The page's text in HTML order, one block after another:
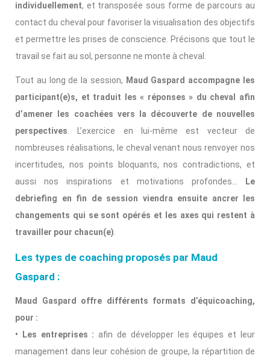
individuellement, et transposée sous forme de parcours au
contact du cheval pour favoriser la visualisation des objectifs
et permettre les prises de conscience. Précisons que tout le
travail se fait au sol, personne ne monte à cheval.
Tout au long de la session, Maud Gaspard accompagne les
participant(e)s, et traduit les « réponses » du cheval afin
d’amener les coachées vers la découverte de nouvelles
perspectives . L’exercice en lui-même est vecteur de
nombreuses réalisations, le cheval venant nous renvoyer nos
incertitudes, nos points bloquants, nos contradictions, et
aussi nos inspirations et motivations profondes…
Le
debriefing en fin de session viendra ensuite ancrer les
changements qui se sont opérés et les axes qui restent à
travailler pour chacun(e)
Les types de coaching proposés par Maud
Gaspard :
Maud Gaspard offre différents formats d’équicoaching,
pour :
• Les entreprises : afin de développer les équipes et leur
management dans leur cohésion de groupe, la répartition de